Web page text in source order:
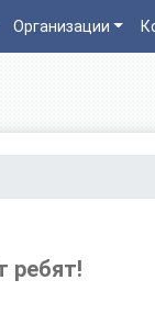
Организации
ребят!